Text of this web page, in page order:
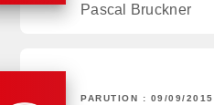
Pascal Bruckner
PARUTION : 09/09/2015